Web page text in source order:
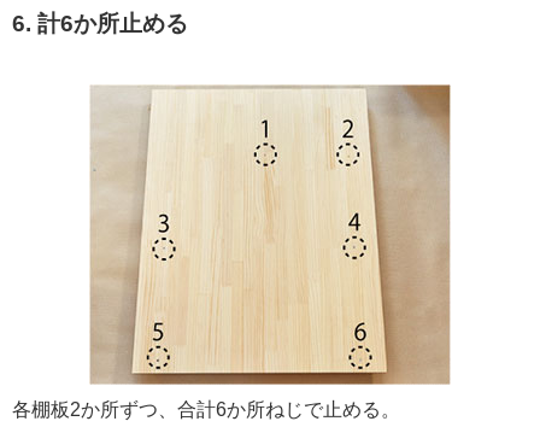
6. 計6か所止める
各棚板2か所ずつ、合計6か所ねじで止める。